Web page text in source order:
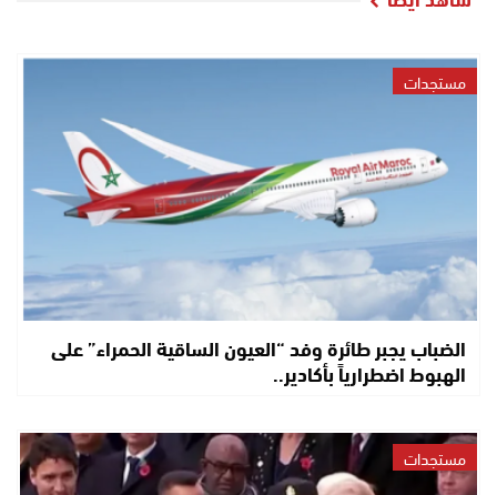
مستجدات
الضباب يجبر طائرة وفد “العيون الساقية الحمراء” على
الهبوط اضطرارياً بأكادير..
مستجدات